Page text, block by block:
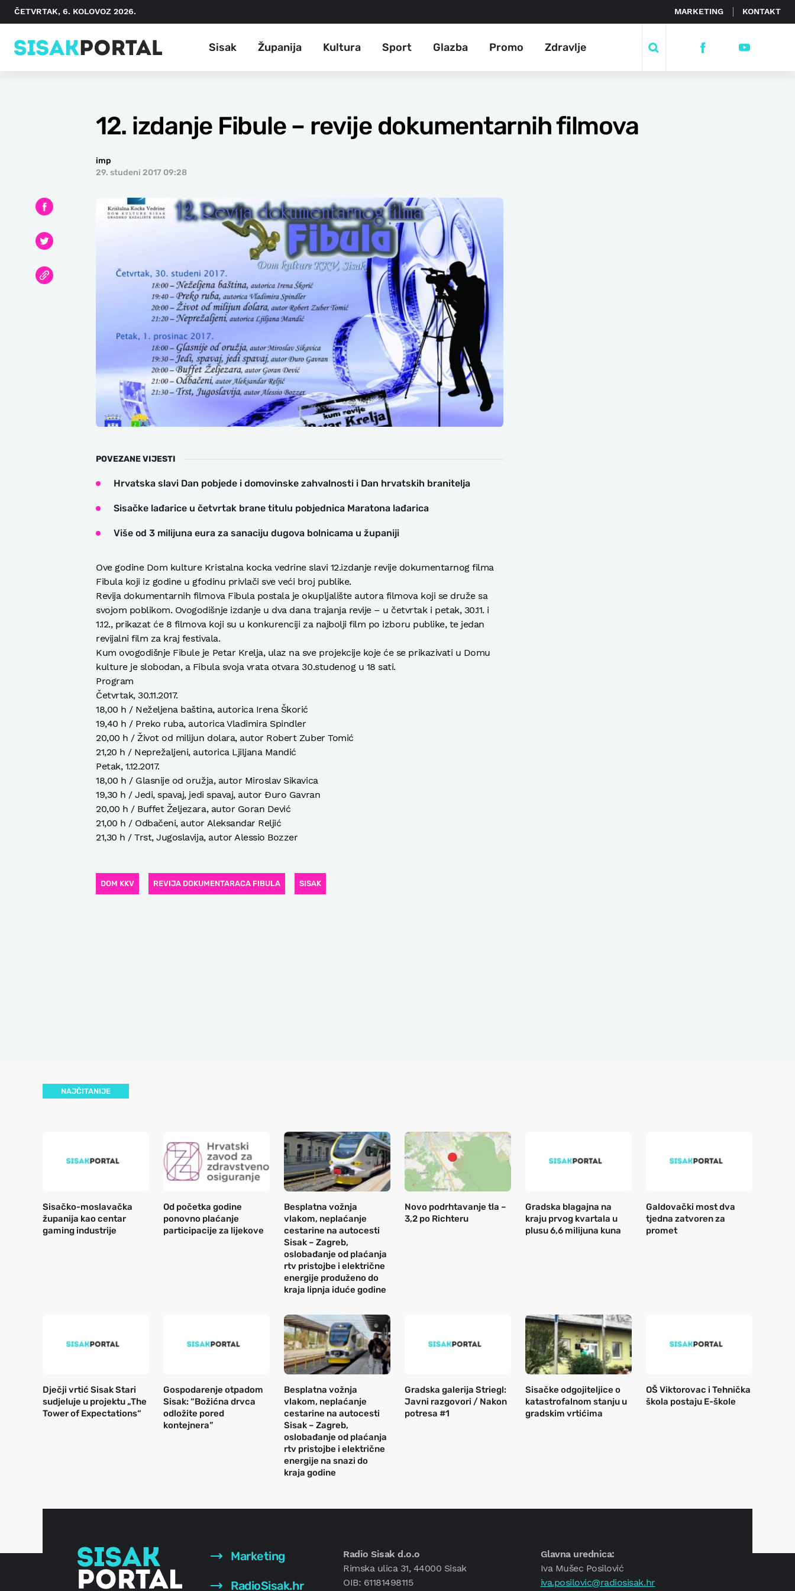
ČETVRTAK, 6. KOLOVOZ 2026. MARKETING KONTAKT
Sisak Županija Kultura Sport Glazba Promo Zdravlje
12. izdanje Fibule – revije dokumentarnih filmova
imp
29. studeni 2017 09:28
POVEZANE VIJESTI
Hrvatska slavi Dan pobjede i domovinske zahvalnosti i Dan hrvatskih branitelja
Sisačke lađarice u četvrtak brane titulu pobjednica Maratona lađarica
Više od 3 milijuna eura za sanaciju dugova bolnicama u županiji
Ove godine Dom kulture Kristalna kocka vedrine slavi 12.izdanje revije dokumentarnog filma
Fibula koji iz godine u gfodinu privlači sve veći broj publike.
Revija dokumentarnih filmova Fibula postala je okupljalište autora filmova koji se druže sa
svojom poblikom. Ovogodišnje izdanje u dva dana trajanja revije – u četvrtak i petak, 30.11. i
1.12., prikazat će 8 filmova koji su u konkurenciji za najbolji film po izboru publike, te jedan
revijalni film za kraj festivala.
Kum ovogodišnje Fibule je Petar Krelja, ulaz na sve projekcije koje će se prikazivati u Domu
kulture je slobodan, a Fibula svoja vrata otvara 30.studenog u 18 sati.
Program
Četvrtak, 30.11.2017.
18,00 h / Neželjena baština, autorica Irena Škorić
19,40 h / Preko ruba, autorica Vladimira Spindler
20,00 h / Život od milijun dolara, autor Robert Zuber Tomić
21,20 h / Neprežaljeni, autorica Ljiljana Mandić
Petak, 1.12.2017.
18,00 h / Glasnije od oružja, autor Miroslav Sikavica
19,30 h / Jedi, spavaj, jedi spavaj, autor Đuro Gavran
20,00 h / Buffet Željezara, autor Goran Dević
21,00 h / Odbačeni, autor Aleksandar Reljić
21,30 h / Trst, Jugoslavija, autor Alessio Bozzer
DOM KKV REVIJA DOKUMENTARACA FIBULA SISAK
NAJČITANIJE
Sisačko-moslavačka
županija kao centar
gaming industrije
Od početka godine
ponovno plaćanje
participacije za lijekove
Besplatna vožnja
vlakom, neplaćanje
cestarine na autocesti
Sisak – Zagreb,
oslobađanje od plaćanja
rtv pristojbe i električne
energije produženo do
kraja lipnja iduće godine
Novo podrhtavanje tla –
3,2 po Richteru
Gradska blagajna na
kraju prvog kvartala u
plusu 6,6 milijuna kuna
Galdovački most dva
tjedna zatvoren za
promet
Dječji vrtić Sisak Stari
sudjeluje u projektu „The
Tower of Expectations“
Gospodarenje otpadom
Sisak: “Božićna drvca
odložite pored
kontejnera”
Besplatna vožnja
vlakom, neplaćanje
cestarine na autocesti
Sisak – Zagreb,
oslobađanje od plaćanja
rtv pristojbe i električne
energije na snazi do
kraja godine
Gradska galerija Striegl:
Javni razgovori / Nakon
potresa #1
Sisačke odgojiteljice o
katastrofalnom stanju u
gradskim vrtićima
OŠ Viktorovac i Tehnička
škola postaju E-škole
Marketing
RadioSisak.hr
Radio Sisak d.o.o
Rimska ulica 31, 44000 Sisak
OIB: 61181498115
Glavna urednica:
Iva Mušec Posilović
iva.posilovic@radiosisak.hr